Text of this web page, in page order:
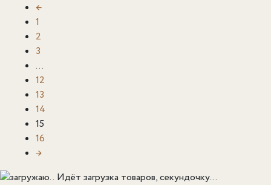
←
1
2
3
…
12
13
14
15
16
→
Идёт загрузка товаров, секундочку...